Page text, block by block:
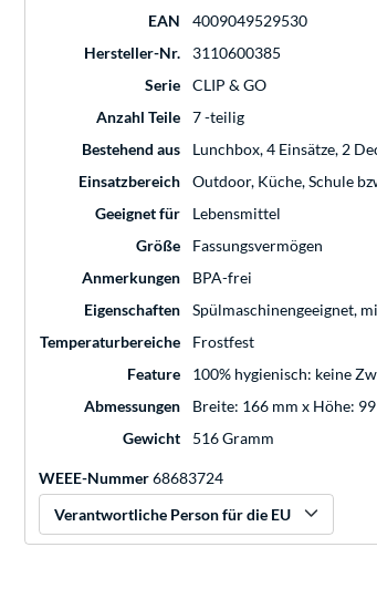
EAN
4009049529530
Hersteller-Nr.
3110600385
Serie
CLIP & GO
Anzahl Teile
7 -teilig
Bestehend aus
Lunchbox, 4 Einsätze, 2
Einsatzbereich
Outdoor, Küche, Schule
Geeignet für
Lebensmittel
Größe
Fassungsvermögen
Anmerkungen
BPA-frei
Eigenschaften
Spülmaschinengeeignet,
Temperaturbereiche
Frostfest
Feature
100% hygienisch: keine
Abmessungen
Breite: 166 mm x Höhe:
Gewicht
516 Gramm
WEEE-Nummer68683724
Verantwortliche Person für die EU